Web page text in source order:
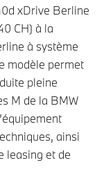
xDrive Berline
CH) à la
à système
modèle permet
pleine
M de la BMW
ainsi
leasing et de